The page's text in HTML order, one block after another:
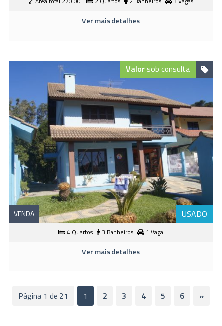
Ver mais detalhes
USADO
Valorsob consulta
VENDA
4 Quartos 3 Banheiros 1 Vaga
Ver mais detalhes
Página 1 de 21 1 2 3 4 5 6 »